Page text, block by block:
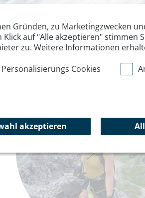
Gründen, zu Marketingzwecken
Klick auf "Alle akzeptieren"
zu. Weitere Informationen
Personalisierungs Cookies
akzeptieren